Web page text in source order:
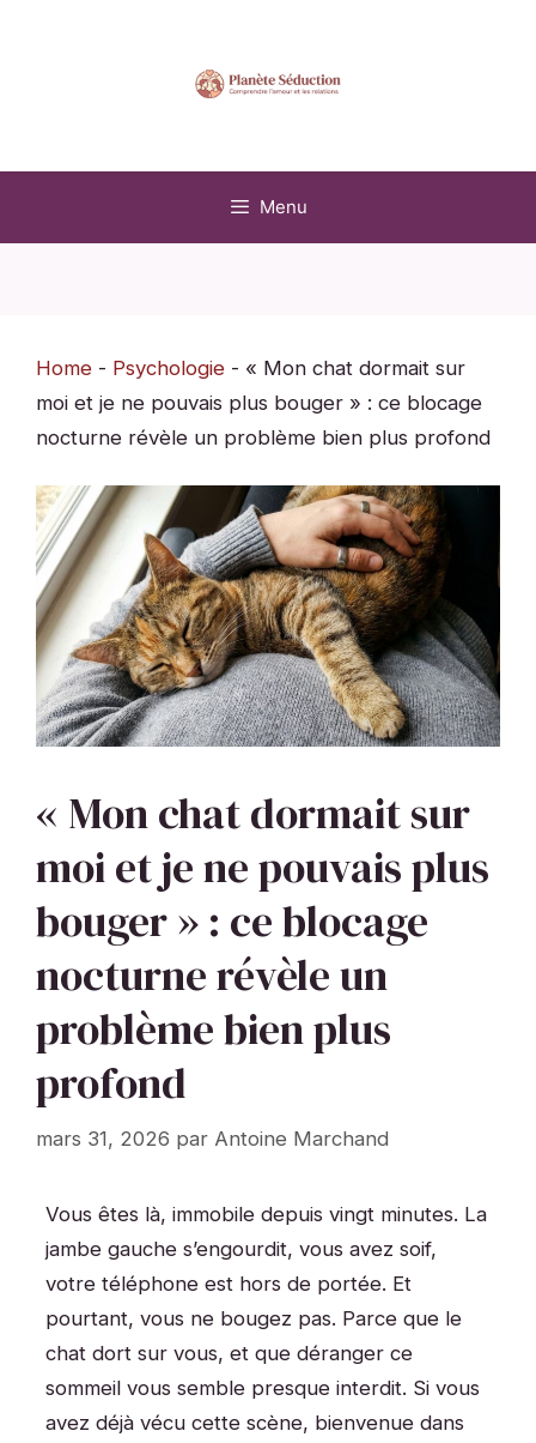
Menu
Home - Psychologie - « Mon chat dormait sur
moi et je ne pouvais plus bouger » : ce blocage
nocturne révèle un problème bien plus profond
« Mon chat dormait sur
moi et je ne pouvais plus
bouger » : ce blocage
nocturne révèle un
problème bien plus
profond
mars 31, 2026 par Antoine Marchand
Vous êtes là, immobile depuis vingt minutes. La
jambe gauche s’engourdit, vous avez soif,
votre téléphone est hors de portée. Et
pourtant, vous ne bougez pas. Parce que le
chat dort sur vous, et que déranger ce
sommeil vous semble presque interdit. Si vous
avez déjà vécu cette scène, bienvenue dans